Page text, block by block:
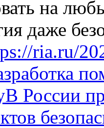
на
даже
ria.ru/
В России